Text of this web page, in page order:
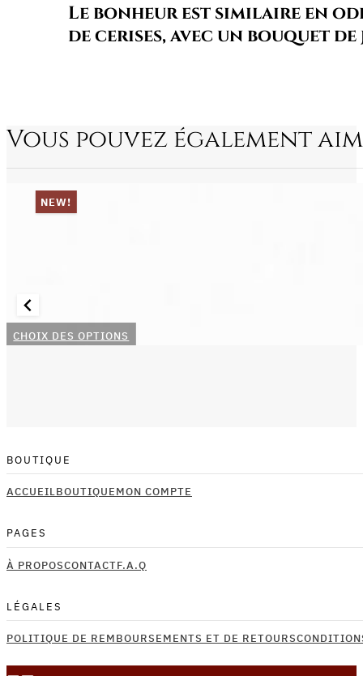
Le bonheur est similaire en
de cerises, avec un bouquet
Vous pouvez également
NEW!
CHOIX DES OPTIONS
peuvent
être
la
page
BOUTIQUE
ACCUEILBOUTIQUEMON COMPTE
PAGES
À PROPOSCONTACTF.A.Q
LÉGALES
POLITIQUE DE REMBOURSEMENTS ET DE RETOURS